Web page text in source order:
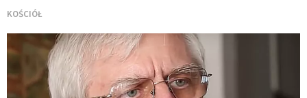
KOŚCIÓŁ